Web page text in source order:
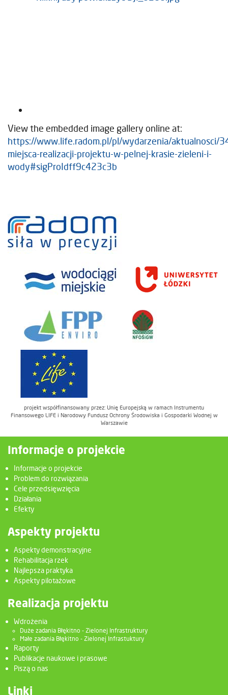
View the embedded image gallery online at:
https://www.life.radom.pl/pl/wydarzenia/aktualnosci/
miejsca-realizacji-projektu-w-pelnej-krasie-zieleni-i-
wody#sigProIdff9c423c3b
projekt współfinansowany przez: Unię Europejską w ramach Instrumentu
Finansowego LIFE i Narodowy Fundusz Ochrony Środowiska i Gospodarki Wodnej w
Warszawie
Informacje o projekcie
Informacje o projekcie
Problem do rozwiązania
Cele przedsięwzięcia
Działania
Efekty
Aspekty projektu
Aspekty demonstracyjne
Rehabilitacja rzek
Najlepsza praktyka
Aspekty pilotażowe
Realizacja projektu
Wdrożenia
Duże zadania Błękitno - Zielonej Infrastruktury
Małe zadania Błękitno - Zielonej Infrastuktury
Raporty
Publikacje naukowe i prasowe
Piszą o nas
Linki